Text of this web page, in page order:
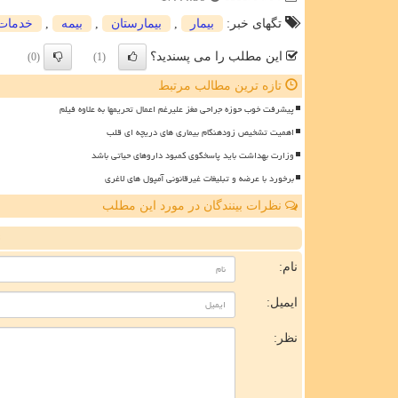
تگهای خبر: بیمار بیمارستان بیمه
این مطلب را می پسندید؟ (1)
(0)
تازه ترین مطالب مرتبط
پیشرفت خوب حوزه جراحی مغز علیرغم اعمال تحریمها به علاوه فیلم
اهمیت تشخیص زودهنگام بیماری های دریچه ای قلب
وزارت بهداشت باید پاسخگوی کمبود داروهای حیاتی باشد
برخورد با عرضه و تبلیغات غیرقانونی آمپول های لاغری
نظرات بینندگان در مورد این مطلب
نام:
ایمیل:
نظر: